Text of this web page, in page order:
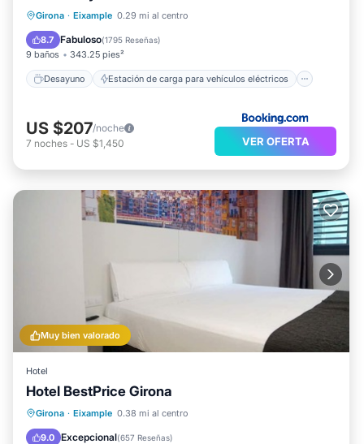
Girona · Eixample 0.29 mi al centro
8.7 Fabuloso(1795 Reseñas)
9 baños 343.25 pies²
Desayuno Estación de carga para vehículos eléctricos
Estación de carga para vehículos eléctricos
Aparcamiento
US $207/noche
7 noches - US $1,450 VER OFERTA
Muy bien valorado
Hotel
Hotel BestPrice Girona
Girona · Eixample 0.38 mi al centro
9.0 Excepcional(657 Reseñas)
Desayuno
Aire acondicionado
Internet
Apto para niños